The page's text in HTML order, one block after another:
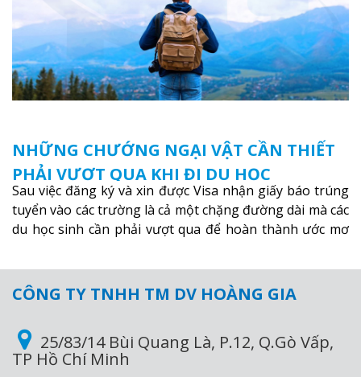
NHỮNG CHƯỚNG NGẠI VẬT CẦN THIẾT
PHẢI VƯỢT QUA KHI ĐI DU HỌC
Sau việc đăng ký và xin được Visa nhận giấy báo trúng
tuyển vào các trường là cả một chặng đường dài mà các
du học sinh cần phải vượt qua để hoàn thành ước mơ
CÔNG TY TNHH TM DV HOÀNG GIA
25/83/14 Bùi Quang Là, P.12, Q.Gò Vấp,
TP Hồ Chí Minh